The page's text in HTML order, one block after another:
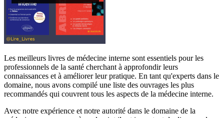
Les meilleurs livres de médecine interne sont essentiels pour les
professionnels de la santé cherchant à approfondir leurs
connaissances et à améliorer leur pratique. En tant qu'experts dans le
domaine, nous avons compilé une liste des ouvrages les plus
recommandés qui couvrent tous les aspects de la médecine interne.
Avec notre expérience et notre autorité dans le domaine de la